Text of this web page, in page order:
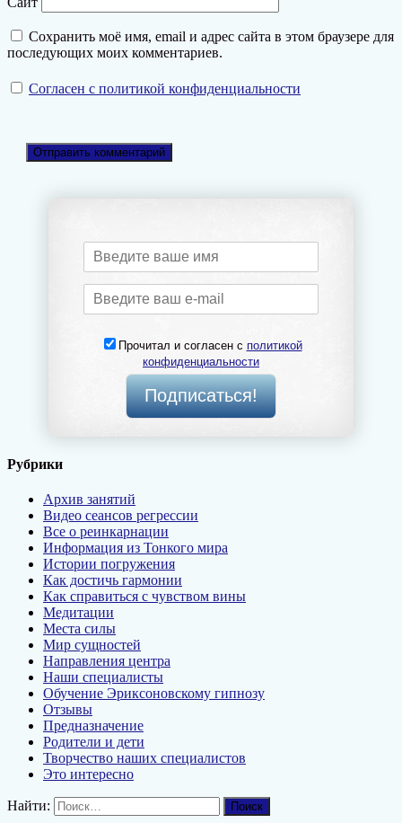
Сохранить моё имя, email и адрес сайта в этом браузере для
последующих моих комментариев.
Согласен с политикой конфиденциальности
Прочитал и согласен с политикой
конфиденциальности
Рубрики
Архив занятий
Видео сеансов регрессии
Все о реинкарнации
Информация из Тонкого мира
Истории погружения
Как достичь гармонии
Как справиться с чувством вины
Медитации
Места силы
Мир сущностей
Направления центра
Наши специалисты
Обучение Эриксоновскому гипнозу
Отзывы
Предназначение
Родители и дети
Творчество наших специалистов
Это интересно
Найти: